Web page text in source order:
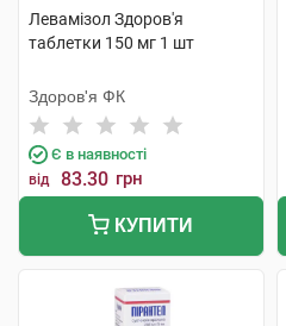
Левамізол Здоров'я
таблетки 150 мг 1 шт
Здоров'я ФК
Є в наявності
від 83.30 грн
КУПИТИ